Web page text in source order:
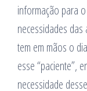
informação para
necessidades
tem em mãos o
esse “paciente”,
necessidade